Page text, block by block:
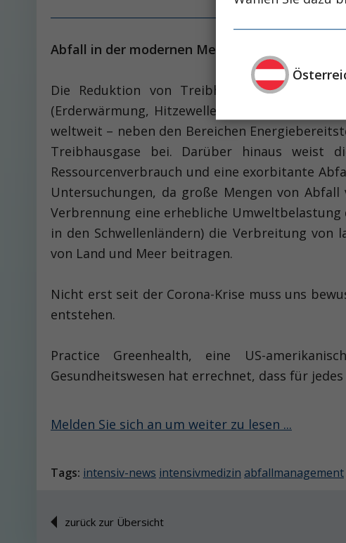
Abfall in der modernen Medizin – ein
Die Reduktion von Treibhausgasen (vor
(Erderwärmung, Hitzewellen,
weltweit – neben den Bereichen
Treibhausgase bei. Darüber hinaus weist
Ressourcenverbrauch und eine exorbitante
Untersuchungen, da große Mengen von
Verbrennung eine erhebliche
in den Schwellenländern) die Verbreitung von
von Land und Meer beitragen.
Nicht erst seit der Corona-Krise muss uns
entstehen.
Practice Greenhealth, eine US-
Gesundheitswesen hat errechnet, dass für
Melden Sie sich an um weiter zu lesen ...
Tags: intensiv-news intensivmedizin abfallmanagement
zurück zur Übersicht